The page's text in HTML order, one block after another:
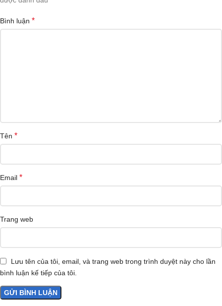
Bình luận *
Tên *
Email *
Trang web
Lưu tên của tôi, email, và trang web trong trình duyệt này cho lần
bình luận kế tiếp của tôi.